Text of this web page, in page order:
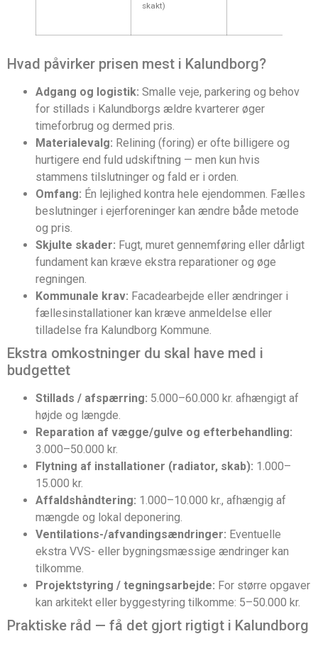
skakt)
Hvad påvirker prisen mest i Kalundborg?
Adgang og logistik: Smalle veje, parkering og behov
for stillads i Kalundborgs ældre kvarterer øger
timeforbrug og dermed pris.
Materialevalg: Relining (foring) er ofte billigere og
hurtigere end fuld udskiftning — men kun hvis
stammens tilslutninger og fald er i orden.
Omfang: Én lejlighed kontra hele ejendommen. Fælles
beslutninger i ejerforeninger kan ændre både metode
og pris.
Skjulte skader: Fugt, muret gennemføring eller dårligt
fundament kan kræve ekstra reparationer og øge
regningen.
Kommunale krav: Facadearbejde eller ændringer i
fællesinstallationer kan kræve anmeldelse eller
tilladelse fra Kalundborg Kommune.
Ekstra omkostninger du skal have med i
budgettet
Stillads / afspærring: 5.000–60.000 kr. afhængigt af
højde og længde.
Reparation af vægge/gulve og efterbehandling:
3.000–50.000 kr.
Flytning af installationer (radiator, skab): 1.000–
15.000 kr.
Affaldshåndtering: 1.000–10.000 kr., afhængig af
mængde og lokal deponering.
Ventilations-/afvandingsændringer: Eventuelle
ekstra VVS- eller bygningsmæssige ændringer kan
tilkomme.
Projektstyring / tegningsarbejde: For større opgaver
kan arkitekt eller byggestyring tilkomme: 5–50.000 kr.
Praktiske råd — få det gjort rigtigt i Kalundborg